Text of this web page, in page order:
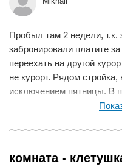
Пробыл там 2 недели, т.к.
забронировали платите
переехать на другой
не курорт. Рядом
исключением пятницы. В
огромного таракана с 5р.
аэропорту не встречали,
быть и именно на этом
комната -